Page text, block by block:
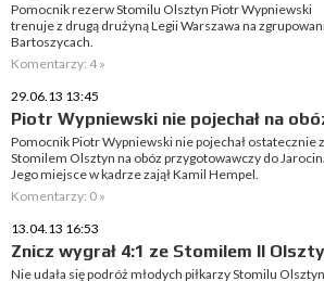
Pomocnik rezerw Stomilu Olsztyn Piotr Wypniewski
trenuje z drugą drużyną Legii Warszawa na
Bartoszycach.
Komentarzy: 4 »
29.06.13 13:45
Piotr Wypniewski nie pojechał na
Pomocnik Piotr Wypniewski nie pojechał ostatecznie
Stomilem Olsztyn na obóz przygotowawczy do
Jego miejsce w kadrze zajął Kamil Hempel.
Komentarzy: 0 »
13.04.13 16:53
Znicz wygrał 4:1 ze Stomilem II
Nie udała się podróż młodych piłkarzy Stomilu